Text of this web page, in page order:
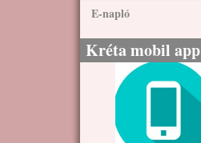
E-napló
Kréta mobil app